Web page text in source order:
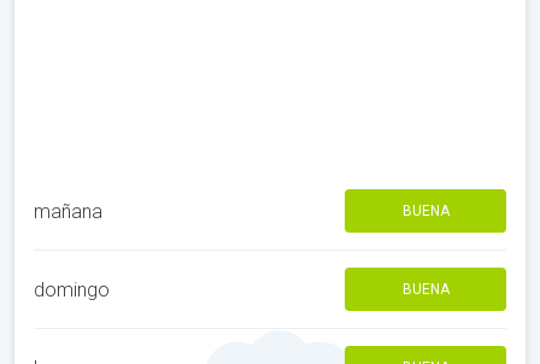
mañana BUENA
domingo BUENA